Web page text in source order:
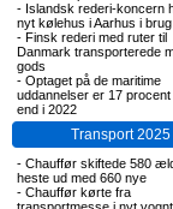
- Islandsk rederi-koncern
nyt kølehus i Aarhus i brug
- Finsk rederi med ruter til
Danmark transporterede
gods
- Optaget på de maritime
uddannelser er 17
end i 2022
Transport 2025
- Chauffør skiftede 580
heste ud med 660 nye
- Chauffør kørte fra